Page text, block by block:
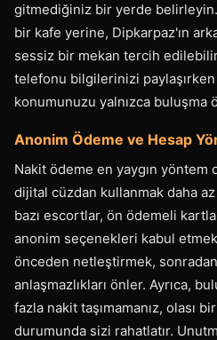
gitmediğiniz bir yerde
bir kafe yerine, Dipkarpaz'ın
sessiz bir mekan tercih
telefonu bilgilerinizi
konumunuzu yalnızca buluşma
Anonim Ödeme ve Hesap
Nakit ödeme en yaygın yöntem
dijital cüzdan kullanmak daha az
bazı escortlar, ön ödemeli
anonim seçenekleri kabul
önceden netleştirmek,
anlaşmazlıkları önler. Ayrıca,
fazla nakit taşımamanız, olası bir
durumunda sizi rahatlatır.